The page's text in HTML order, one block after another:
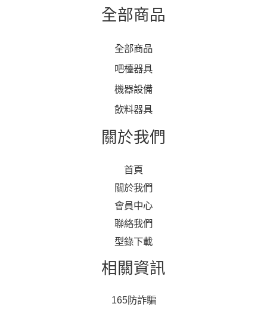
全部商品
全部商品
吧檯器具
機器設備
飲料器具
關於我們
首頁
關於我們
會員中心
聯絡我們
型錄下載
相關資訊
165防詐騙